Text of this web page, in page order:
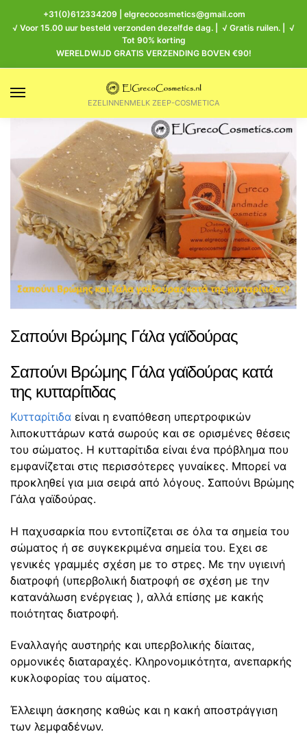
+31(0)612334209
elgrecocosmetics@gmail.com
√ Voor 15.00 uur besteld verzonden dezelfde dag. | √ Gratis ruilen. | √
Tot 90% korting
WERELDWIJD GRATIS VERZENDING BOVEN €90!
EZELINNENMELK ZEEP-COSMETICA
Σαπούνι Βρώμης Γάλα γαϊδούρας
Σαπούνι Βρώμης Γάλα γαϊδούρας κατά
της κυτταρίτιδας
Κυτταρίτιδα είναι η εναπόθεση υπερτροφικών
λιποκυττάρων κατά σωρούς και σε ορισμένες θέσεις
του σώματος. Η κυτταρίτιδα είναι ένα πρόβλημα που
εμφανίζεται στις περισσότερες γυναίκες. Μπορεί να
προκληθεί για μια σειρά από λόγους. Σαπούνι Βρώμης
Γάλα γαϊδούρας.
Η παχυσαρκία που εντοπίζεται σε όλα τα σημεία του
σώματος ή σε συγκεκριμένα σημεία του. Εχει σε
γενικές γραμμές σχέση με το στρες. Με την υγιεινή
διατροφή (υπερβολική διατροφή σε σχέση με την
κατανάλωση ενέργειας ), αλλά επίσης με κακής
ποιότητας διατροφή.
Εναλλαγής αυστηρής και υπερβολικής δίαιτας,
ορμονικές διαταραχές. Κληρονομικότητα, ανεπαρκής
κυκλοφορίας του αίματος.
Έλλειψη άσκησης καθώς και η κακή αποστράγγιση
των λεμφαδένων.